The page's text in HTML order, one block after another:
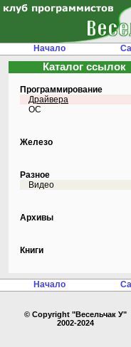
Начало
Каталог ссылок
Программирование
Драйвера
ОС
Железо
Разное
Видео
Архивы
Книги
Начало
© Copyright "Весельчак У"
2002-2024